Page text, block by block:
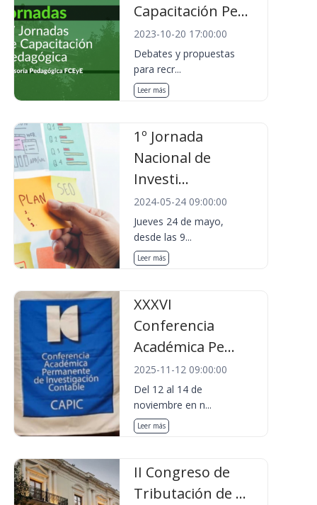
Capacitación Pe...
2023-10-20 17:00:00
Debates y propuestas
para recr...
Leer más
1º Jornada
Nacional de
Investi...
2024-05-24 09:00:00
Jueves 24 de mayo,
desde las 9...
Leer más
XXXVI
Conferencia
Académica Pe...
2025-11-12 09:00:00
Del 12 al 14 de
noviembre en n...
Leer más
II Congreso de
Tributación de ...